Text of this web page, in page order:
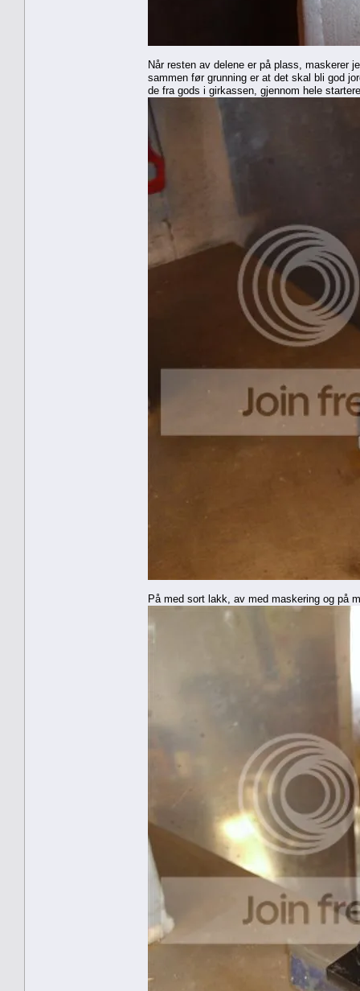
Når resten av delene er på plass, maskerer
sammen før grunning er at det skal bli god
de fra gods i girkassen, gjennom hele
På med sort lakk, av med maskering og på